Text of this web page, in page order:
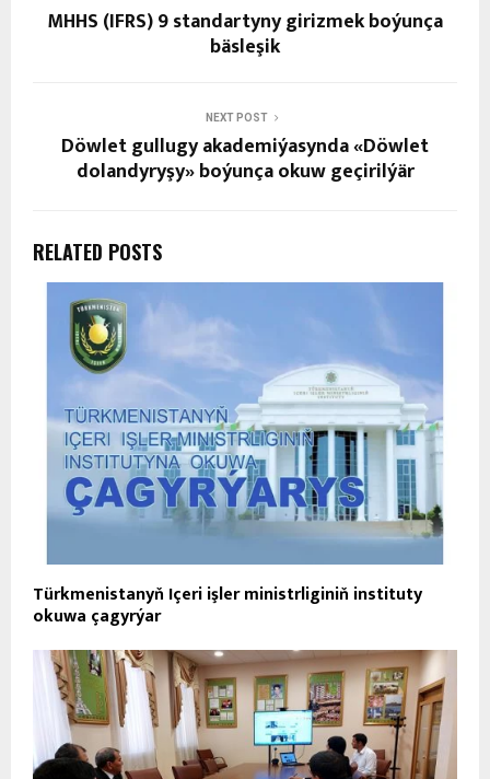
MHHS (IFRS) 9 standartyny girizmek boýunça
bäsleşik
NEXT POST
Döwlet gullugy akademiýasynda «Döwlet
dolandyryşy» boýunça okuw geçirilýär
RELATED POSTS
Türkmenistanyň Içeri işler ministrliginiň instituty
okuwa çagyrýar